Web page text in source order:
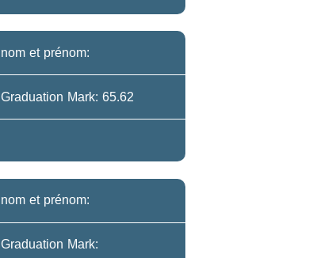
nom et prénom:
Graduation Mark: 65.62
nom et prénom:
Graduation Mark: